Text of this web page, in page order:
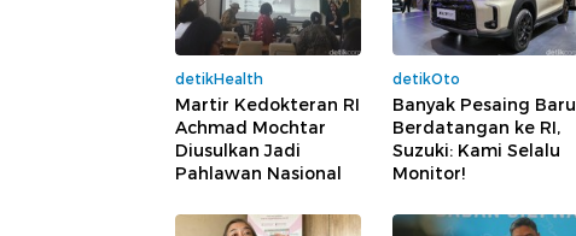
detikHealth
Martir Kedokteran RI
Achmad Mochtar
Diusulkan Jadi
Pahlawan Nasional
detikOto
Banyak Pesaing Baru
Berdatangan ke RI,
Suzuki: Kami Selalu
Monitor!